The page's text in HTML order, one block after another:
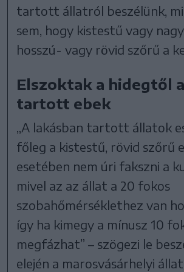
tartott állatról beszélünk,
sem, hogy kistestű vagy
hosszú- vagy rövid szőrű a
Elszoktak a hidegtől
tartott ebek
„A lakásban tartott állatok
főleg a kistestű, rövid szőrű
esetében nem úri fakszni a
mivel az az állat a 20 fokos
szobahőmérséklethez van
így ha kimegy a mínusz 10
megfázhat” – szögezi le
elején a marosvásárhelyi